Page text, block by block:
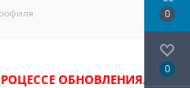
ОБНОВЛЕНИЯ.
0
0